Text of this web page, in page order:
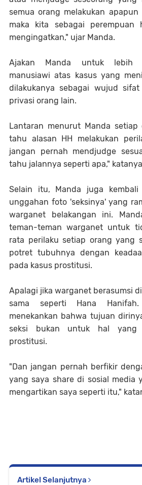
semua orang melakukan apapun
maka kita sebagai perempuan
mengingatkan," ujar Manda.
Ajakan Manda untuk lebih
manusiawi atas kasus yang
dilakukanya sebagai wujud
privasi orang lain.
Lantaran menurut Manda
tahu alasan HH melakukan
jangan pernah mendjudge
tahu jalannya seperti apa,"
Selain itu, Manda juga kembali
unggahan foto 'seksinya' yang
warganet belakangan ini.
teman-teman warganet untuk
rata perilaku setiap orang yang
potret tubuhnya dengan
pada kasus prostitusi.
Apalagi jika warganet berasumsi
sama seperti Hana
menekankan bahwa tujuan
seksi bukan untuk hal yang
prostitusi.
"Dan jangan pernah berfikir
yang saya share di sosial media
mengartikan saya seperti itu,"
Artikel Selanjutnya